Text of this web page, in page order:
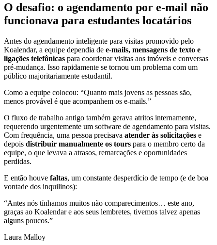
O desafio: o agendamento por e-mail não
funcionava para estudantes locatários
Antes do agendamento inteligente para visitas promovido pelo
Koalendar, a equipe dependia de e-mails, mensagens de texto e
ligações telefônicas para coordenar visitas aos imóveis e conversas
pré-mudança. Isso rapidamente se tornou um problema com um
público majoritariamente estudantil.
Como a equipe colocou: “Quanto mais jovens as pessoas são,
menos provável é que acompanhem os e‑mails.”
O fluxo de trabalho antigo também gerava atritos internamente,
requerendo urgentemente um software de agendamento para visitas.
Com frequência, uma pessoa precisava atender às solicitações e
depois distribuir manualmente os tours para o membro certo da
equipe, o que levava a atrasos, remarcações e oportunidades
perdidas.
E então houve faltas, um constante desperdício de tempo (e de boa
vontade dos inquilinos):
“Antes nós tínhamos muitos não comparecimentos… este ano,
graças ao Koalendar e aos seus lembretes, tivemos talvez apenas
alguns poucos.”
Laura Malloy